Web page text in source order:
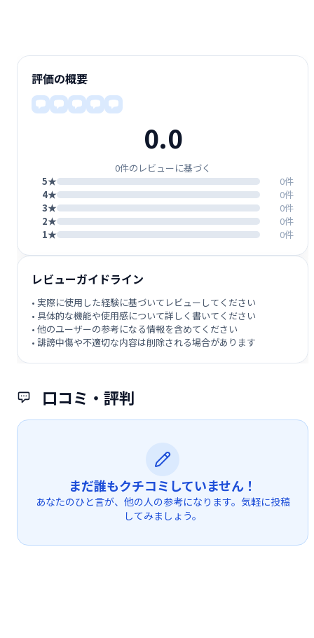
口コミ・評判
まだ誰もクチコミしていません！
あなたのひと言が、他の人の参考になります。気軽に投稿
してみましょう。
評価の概要
0.0
0件のレビューに基づく
5★
0件
4★
0件
3★
0件
2★
0件
1★
0件
レビューガイドライン
• 実際に使用した経験に基づいてレビューしてください
• 具体的な機能や使用感について詳しく書いてください
• 他のユーザーの参考になる情報を含めてください
• 誹謗中傷や不適切な内容は削除される場合があります